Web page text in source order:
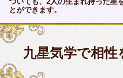
とができます。
九星気学で相性